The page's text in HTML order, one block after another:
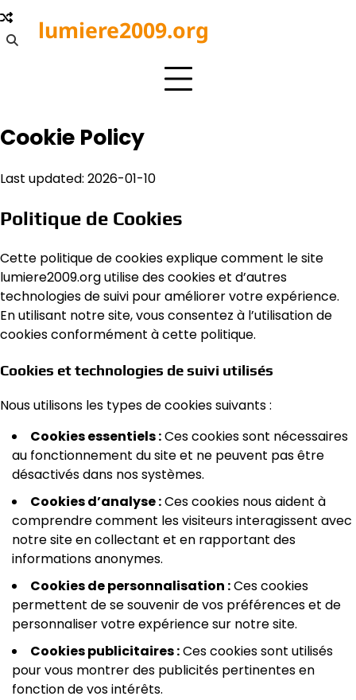
Skip
to
content
lumiere2009.org
Cookie Policy
Last updated: 2026-01-10
Politique de Cookies
Cette politique de cookies explique comment le site
lumiere2009.org utilise des cookies et d’autres
technologies de suivi pour améliorer votre expérience.
En utilisant notre site, vous consentez à l’utilisation de
cookies conformément à cette politique.
Cookies et technologies de suivi utilisés
Nous utilisons les types de cookies suivants :
Cookies essentiels :Ces cookies sont nécessaires
au fonctionnement du site et ne peuvent pas être
désactivés dans nos systèmes.
Cookies d’analyse :Ces cookies nous aident à
comprendre comment les visiteurs interagissent avec
notre site en collectant et en rapportant des
informations anonymes.
Cookies de personnalisation :Ces cookies
permettent de se souvenir de vos préférences et de
personnaliser votre expérience sur notre site.
Cookies publicitaires :Ces cookies sont utilisés
pour vous montrer des publicités pertinentes en
fonction de vos intérêts.